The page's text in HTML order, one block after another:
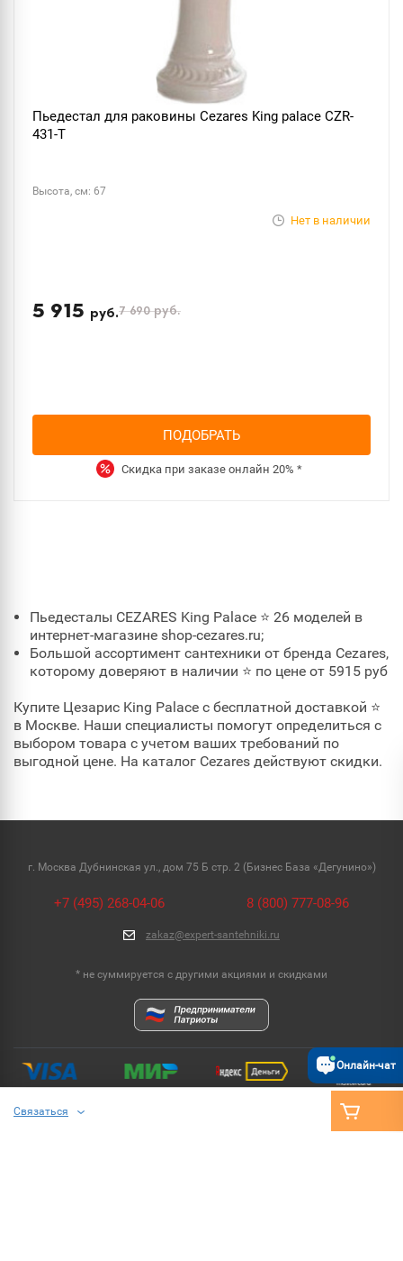
Пьедестал для раковины Cezares King palace CZR-
431-T
Высота, см: 67
Нет в наличии
5 915 руб.7 690руб.
ПОДОБРАТЬ
Скидка при заказе онлайн 20% *
Пьедесталы CEZARES King Palace ⭐ 26 моделей в
интернет-магазине shop-cezares.ru;
Большой ассортимент сантехники от бренда Cezares,
которому доверяют в наличии ⭐ по цене от 5915 руб
Купите Цезарис King Palace с бесплатной доставкой ⭐
в Москве. Наши специалисты помогут определиться с
выбором товара с учетом ваших требований по
выгодной цене. На каталог Cezares действуют скидки.
г. Москва Дубнинская ул., дом 75 Б стр. 2 (Бизнес База «Дегунино»)
+7 (495) 268-04-06 8 (800) 777-08-96
zakaz@expert-santehniki.ru
* не суммируется с другими акциями и скидками
Связаться
Онлайн-чат